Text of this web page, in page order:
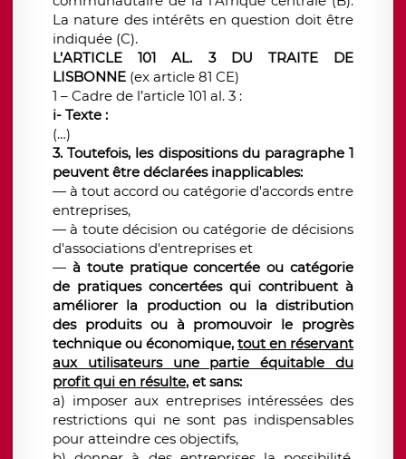
La nature des intérêts en question doit être
indiquée (C).
L’ARTICLE 101 AL. 3 DU TRAITE DE
LISBONNE (ex article 81 CE)
1 – Cadre de l’article 101 al. 3 :
i- Texte :
(…)
3. Toutefois, les dispositions du paragraphe 1
peuvent être déclarées inapplicables:
— à tout accord ou catégorie d'accords entre
entreprises,
—à toute décision ou catégorie de décisions
d'associations d'entreprises et
— à toute pratique concertée ou catégorie
de pratiques concertées qui contribuent à
améliorer la production ou la distribution
des produits ou à promouvoir le progrès
technique ou économique, tout en réservant
aux utilisateurs une partie équitable du
profit qui en résulte, et sans:
a) imposer aux entreprises intéressées des
restrictions qui ne sont pas indispensables
pour atteindre ces objectifs,